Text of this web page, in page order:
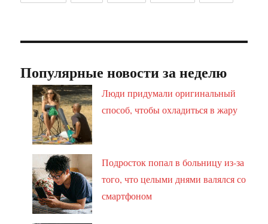
Популярные новости за неделю
Люди придумали оригинальный
способ, чтобы охладиться в жару
Подросток попал в больницу из-за
того, что целыми днями валялся со
смартфоном